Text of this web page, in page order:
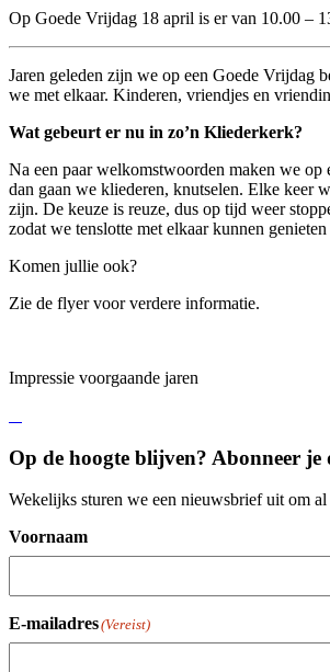
Op Goede Vrijdag 18 april is er van 10.00 –
Jaren geleden zijn we op een Goede Vrijdag
we met elkaar. Kinderen, vriendjes en
Wat gebeurt er nu in zo’n Kliederkerk?
Na een paar welkomstwoorden maken we
dan gaan we kliederen, knutselen. Elke keer
zijn. De keuze is reuze, dus op tijd weer
zodat we tenslotte met elkaar kunnen
Komen jullie ook?
Zie de flyer voor verdere informatie.
Impressie voorgaande jaren
Op de hoogte blijven? Abonneer je
Wekelijks sturen we een nieuwsbrief uit om
Voornaam
E-mailadres(Vereist)